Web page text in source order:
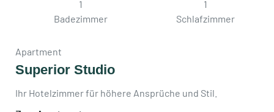
1
Badezimmer
1
Schlafzimmer
Apartment
Superior Studio
Ihr Hotelzimmer für höhere Ansprüche und Stil.